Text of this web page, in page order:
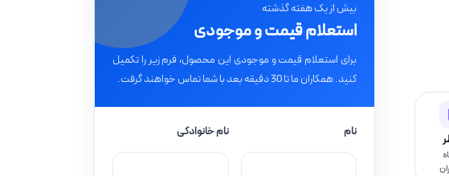
بیش از یک هفته گذشته
استعلام قیمت و موجودی
برای استعلام قیمت و موجودی این محصول، فرم زیر را تکمیل
کنید. همکاران ما تا 30 دقیقه بعد با شما تماس خواهند گرفت.
نام نام خانوادگی